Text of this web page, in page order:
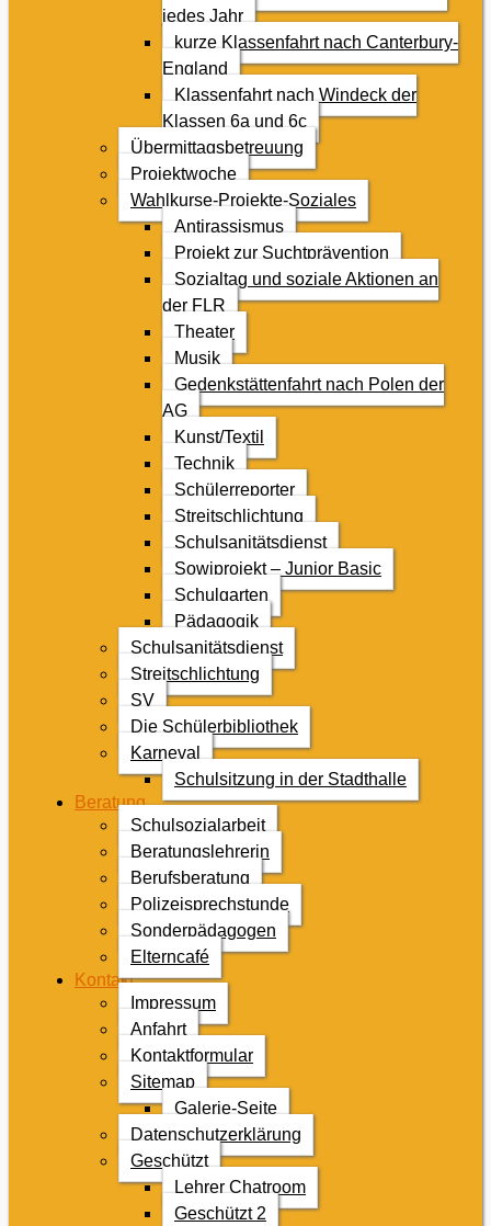
jedes Jahr
kurze Klassenfahrt nach Canterbury-
England
Klassenfahrt nach Windeck der
Klassen 6a und 6c
Übermittagsbetreuung
Projektwoche
Wahlkurse-Projekte-Soziales
Antirassismus
Projekt zur Suchtprävention
Sozialtag und soziale Aktionen an
der FLR
Theater
Musik
Gedenkstättenfahrt nach Polen der
AG
Kunst/Textil
Technik
Schülerreporter
Streitschlichtung
Schulsanitätsdienst
Sowiprojekt – Junior Basic
Schulgarten
Pädagogik
Schulsanitätsdienst
Streitschlichtung
SV
Die Schülerbibliothek
Karneval
Schulsitzung in der Stadthalle
Beratung
Schulsozialarbeit
Beratungslehrerin
Berufsberatung
Polizeisprechstunde
Sonderpädagogen
Elterncafé
Kontakt
Impressum
Anfahrt
Kontaktformular
Sitemap
Galerie-Seite
Datenschutzerklärung
Geschützt
Lehrer Chatroom
Geschützt 2